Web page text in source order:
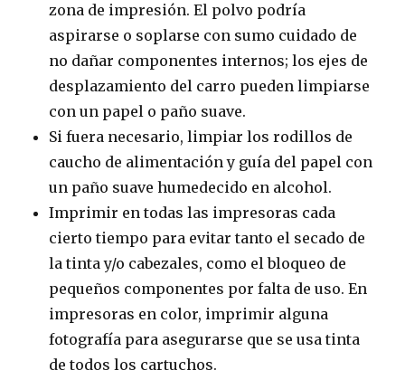
zona de impresión. El polvo podría
aspirarse o soplarse con sumo cuidado de
no dañar componentes internos; los ejes de
desplazamiento del carro pueden limpiarse
con un papel o paño suave.
Si fuera necesario, limpiar los rodillos de
caucho de alimentación y guía del papel con
un paño suave humedecido en alcohol.
Imprimir en todas las impresoras cada
cierto tiempo para evitar tanto el secado de
la tinta y/o cabezales, como el bloqueo de
pequeños componentes por falta de uso. En
impresoras en color, imprimir alguna
fotografía para asegurarse que se usa tinta
de todos los cartuchos.